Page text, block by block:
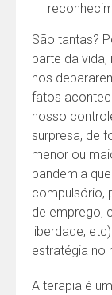
São tantas?
parte da
nos
fatos
nosso
surpresa, de
menor ou
pandemia
compulsório,
de emprego,
liberdade,
estratégia no
A terapia é